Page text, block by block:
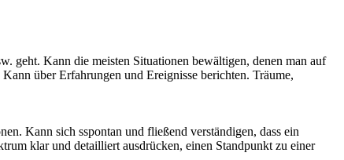
geht. Kann die meisten Situationen bewältigen, denen man auf
über Erfahrungen und Ereignisse berichten. Träume,
Kann sich sspontan und fließend verständigen, dass ein
klar und detailliert ausdrücken, einen Standpunkt zu einer